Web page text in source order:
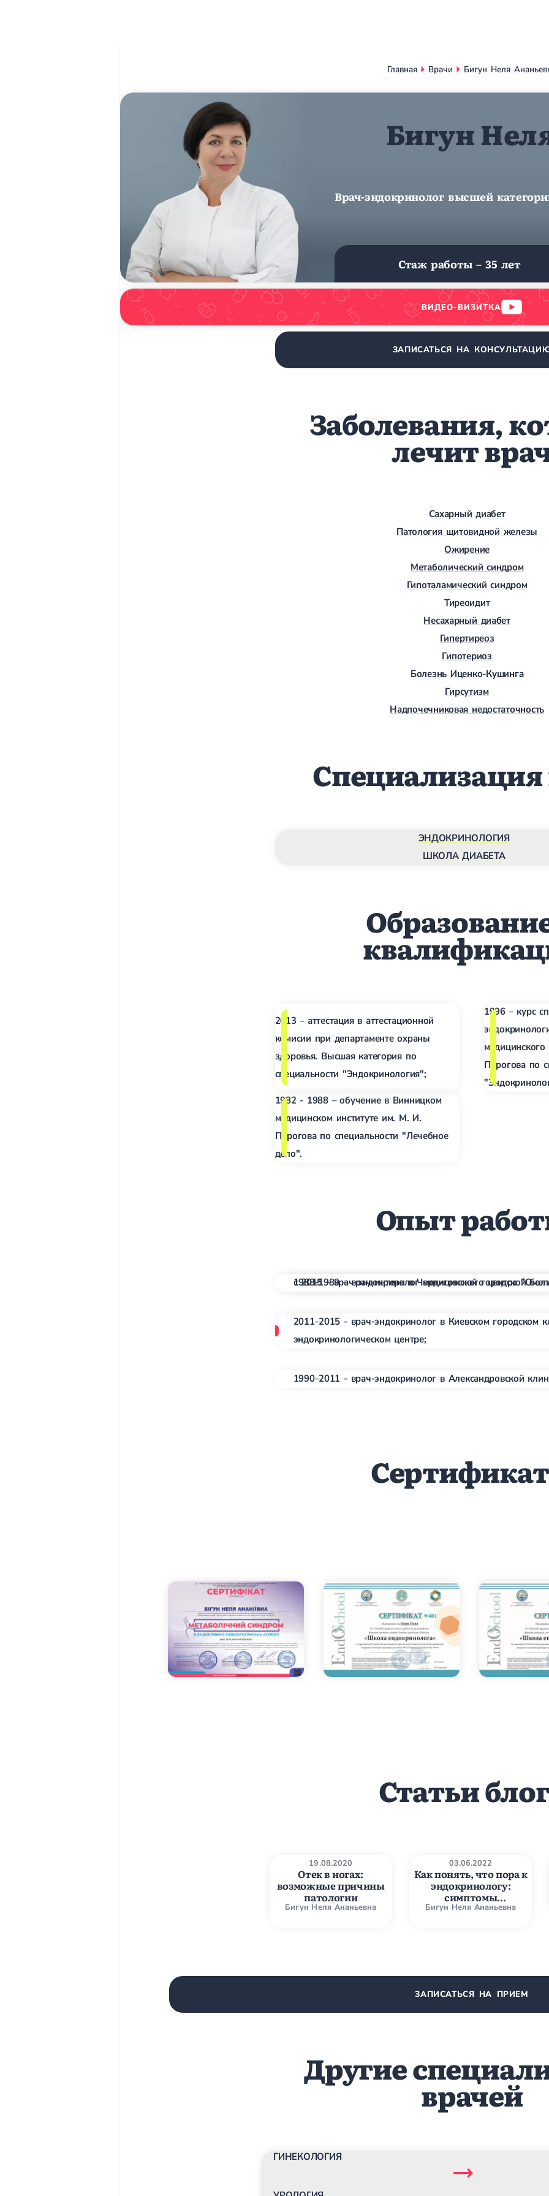
Главная Врачи Бигун Неля
Бигун
Врач-эндокринолог высшей
Стаж работы – 35 лет
ВИДЕО-ВИЗИТКА
ЗАПИСАТЬСЯ НА
Заболевания,
лечит
Сахарный диабет
Патология щитовидной железы
Ожирение
Метаболический синдром
Гипоталамический синдром
Тиреоидит
Несахарный диабет
Гипертиреоз
Гипотериоз
Болезнь Иценко-Кушинга
Гирсутизм
Надпочечниковая недостаточность
Специализация
ЭНДОКРИНОЛОГИЯ
ШКОЛА ДИАБЕТА
2013 – аттестация в аттестационной
комисии при департаменте охраны
здоровья. Высшая категория по
специальности "Эндокринология";
1996 – курс
Пирогова по
1982 - 1988 – обучение в Винницком
медицинском институте им. М. И.
Пирогова по специальности "Лечебное
дело".
Опыт
с 2015 – врач-эндокринолог медицинского центра
2011–2015 - врач-эндокринолог в Киевском городском
эндокринологическом центре;
1990–2011 - врач-эндокринолог в Александровской
1988-1989 – врач-интерн в Черниговской городской
Статьи
19.08.2020
Отек в ногах:
возможные причины
патологии
Бигун Неля Ананьевна
03.06.2022
Как понять, что пора к
эндокринологу:
симптомы
гормонального сбоя
Бигун Неля Ананьевна
ЗАПИСАТЬСЯ НА ПРИЕМ
Другие
врачей
ГИНЕКОЛОГИЯ